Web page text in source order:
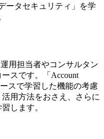
ータセキュリティ」を学
運用担当者やコンサルタン
スです。「Account
ースで学習した機能の考慮
用方法をおさえ、さらに
します。